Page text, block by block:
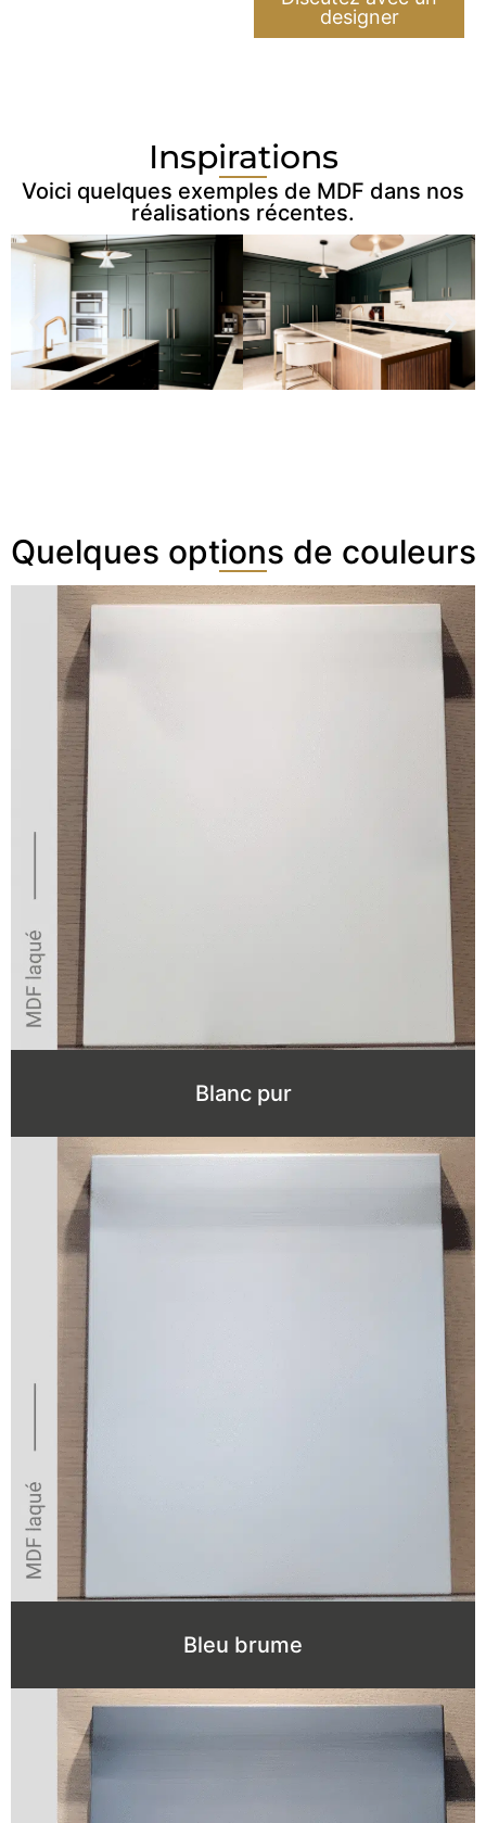
designer
Inspirations
Voici quelques exemples de MDF dans nos
réalisations récentes.
Quelques options de couleurs
Blanc pur
Bleu brume